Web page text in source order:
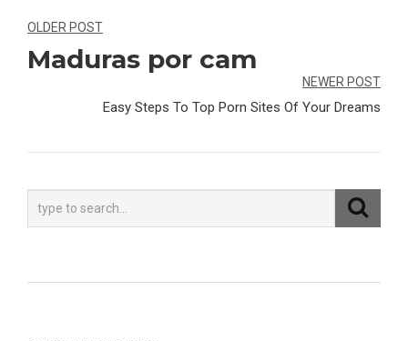
Navegação
de
OLDER POST
Maduras por cam
NEWER POST
Easy Steps To Top Porn Sites Of Your Dreams